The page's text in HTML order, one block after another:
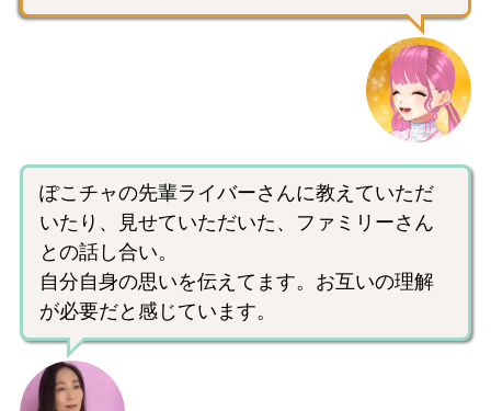
ぽこチャの先輩ライバーさんに教えていただ
いたり、見せていただいた、ファミリーさん
との話し合い。
自分自身の思いを伝えてます。お互いの理解
が必要だと感じています。